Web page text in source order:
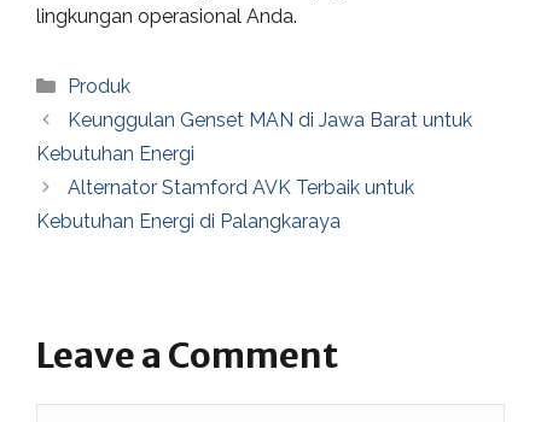
lingkungan operasional Anda.
Categories
Produk
Keunggulan Genset MAN di Jawa Barat untuk
Kebutuhan Energi
Alternator Stamford AVK Terbaik untuk
Kebutuhan Energi di Palangkaraya
Leave a Comment